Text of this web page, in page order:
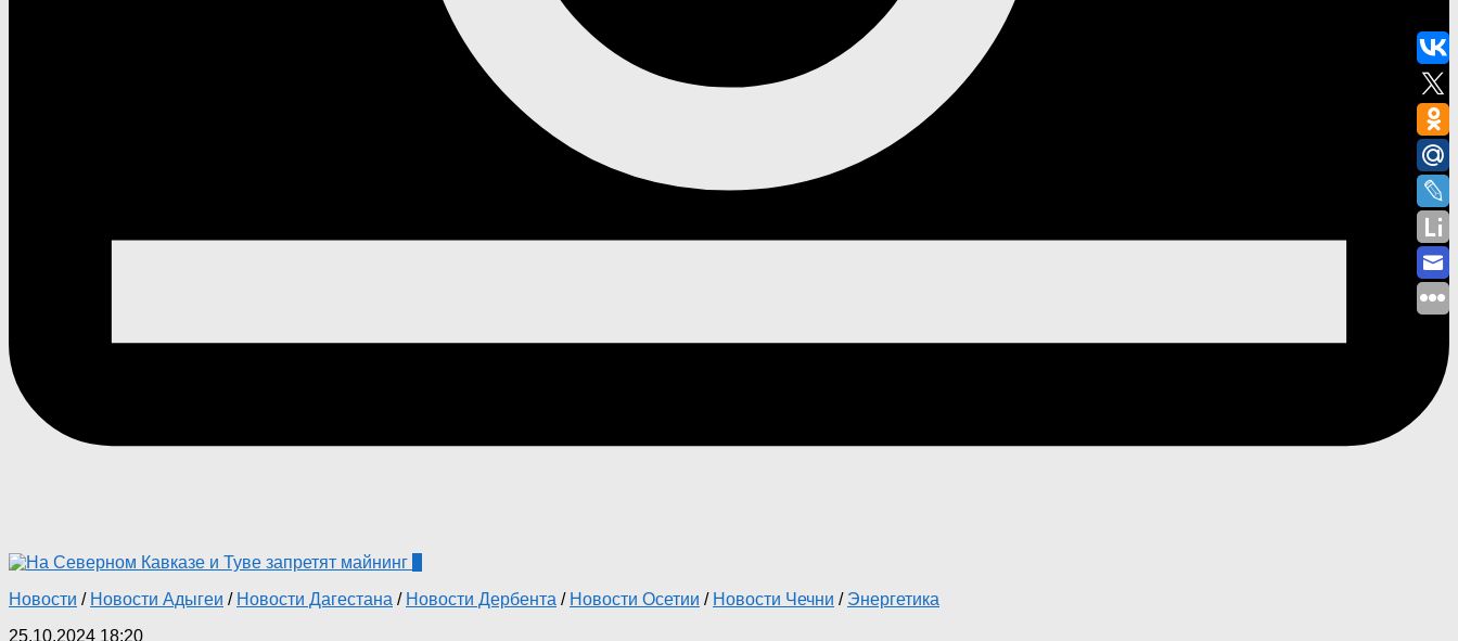
Новости / Новости Адыгеи / Новости Дагестана / Новости Дербента / Новости Осетии / Новости Чечни / Энергетика
25.10.2024 18:20